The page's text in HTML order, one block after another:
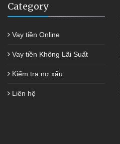
Category
Vay tiền Online
Vay tiền Không Lãi Suất
Kiểm tra nợ xấu
Liên hệ